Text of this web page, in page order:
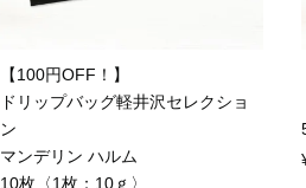
【100円OFF！】
ドリップバッグ軽井沢セレクショ
ン
マンデリン ハルム
10枚〈1枚：10ｇ〉